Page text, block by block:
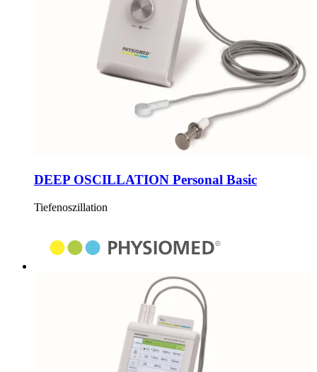
DEEP OSCILLATION Personal Basic
Tiefenoszillation